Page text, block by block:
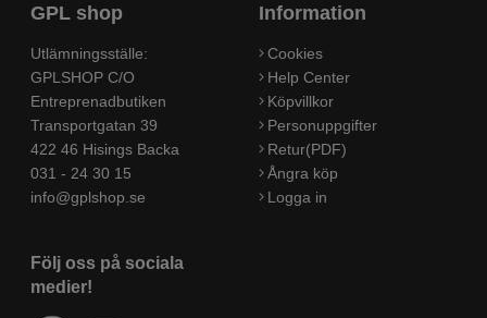
GPL shop
Utlämningsställe:
GPLSHOP C/O
Entreprenadbutiken
Transportgatan 39
422 46 Hisings Backa
031 - 24 30 15
info@gplshop.se
Följ oss på sociala
medier!
Information
Cookies
Help Center
Köpvillkor
Personuppgifter
Retur(PDF)
Ångra köp
Logga in